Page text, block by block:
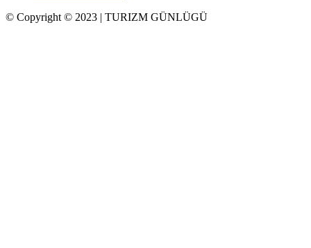
© Copyright © 2023 | TURIZM GÜNLÜGÜ